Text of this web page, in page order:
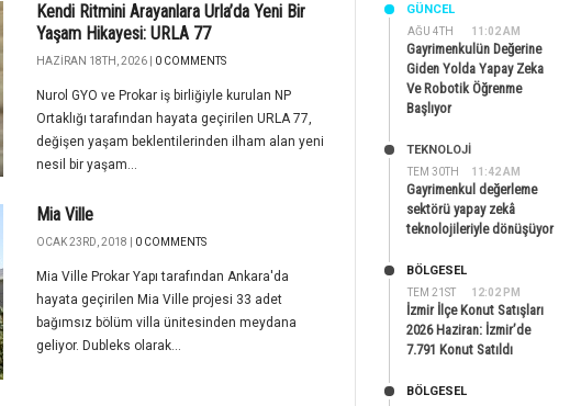
Kendi Ritmini Arayanlara Urla’da Yeni Bir
Yaşam Hikayesi: URLA 77
HAZIRAN 18TH, 2026 | 0 COMMENTS
Nurol GYO ve Prokar iş birliğiyle kurulan NP
Ortaklığı tarafından hayata geçirilen URLA 77,
değişen yaşam beklentilerinden ilham alan yeni
nesil bir yaşam...
Mia Ville
OCAK 23RD, 2018 | 0 COMMENTS
Mia Ville Prokar Yapı tarafından Ankara'da
hayata geçirilen Mia Ville projesi 33 adet
bağımsız bölüm villa ünitesinden meydana
geliyor. Dubleks olarak...
AĞU 4TH 11:02 AM
GÜNCEL
Gayrimenkulün Değerine
Giden Yolda Yapay Zeka
Ve Robotik Öğrenme
Başlıyor
TEM 30TH 11:42 AM
TEKNOLOJİ
Gayrimenkul değerleme
sektörü yapay zekâ
teknolojileriyle dönüşüyor
TEM 21ST 12:02 PM
BÖLGESEL
İzmir İlçe Konut Satışları
2026 Haziran: İzmir’de
7.791 Konut Satıldı
BÖLGESEL